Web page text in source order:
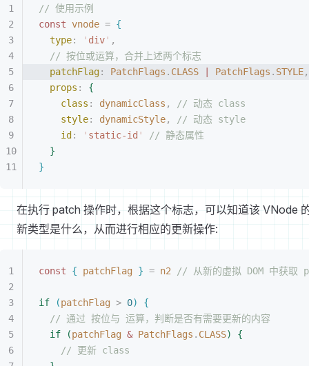
// 使用示例
const vnode = {
type: ' div' ,
// 按位或运算，合并上述两个标志
patchFlag: PatchFlags . CLASS PatchFlags . STYLE
props : {
class : dynamicClass ,
// 动态 class
style: dynamicStyle,
// 动态 style
id : ' static-id '
// 静态属性
}
}
在执行 patch 操作时，根据这个标志，可以知道该 VNode
新类型是什么，从而进行相应的更新操作:
const { patchFlag } = n2 // 从新的虚拟 DOM 中获取
if (patchFlag > 0)
{
// 通过 按位与 运算，判断是否有需要更新的内容
if
(patchFlag & PatchFlags . CLASS)
{
// 更新 class